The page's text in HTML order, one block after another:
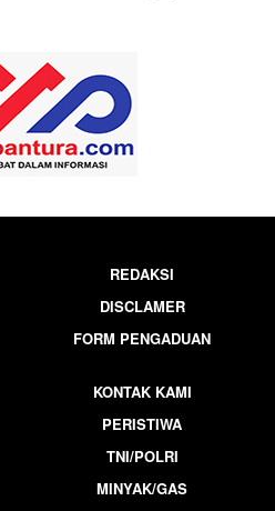
REDAKSI
DISCLAMER
FORM PENGADUAN
KONTAK KAMI
PERISTIWA
TNI/POLRI
MINYAK/GAS